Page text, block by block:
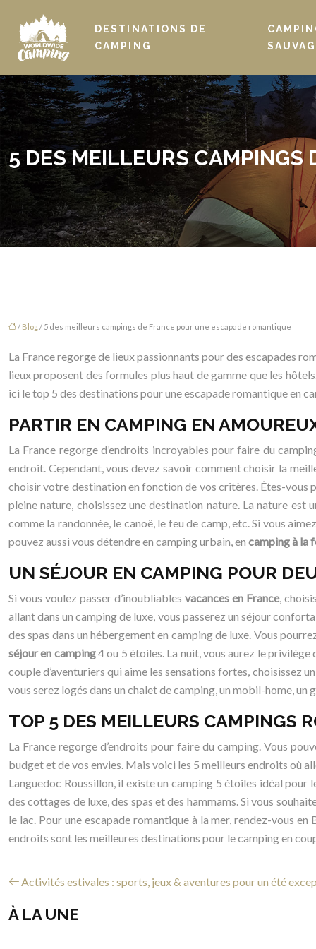
DESTINATIONS DE
CAMPING
5 DES MEILLEURS CAMPINGS
/ Blog/ 5 des meilleurs campings de France pour une escapade romantique
La France regorge de lieux passionnants pour des escapades
lieux proposent des formules plus haut de gamme que les
ici le top 5 des destinations pour une escapade romantique en
PARTIR EN CAMPING EN
La France regorge d’endroits incroyables pour faire du
endroit. Cependant, vous devez savoir comment choisir la
choisir votre destination en fonction de vos critères. Êtes-vous
pleine nature, choisissez une destination nature. La nature
comme la randonnée, le canoë, le feu de camp, etc. Si vous
pouvez aussi vous détendre en camping urbain, en camping à la
UN SÉJOUR EN CAMPING POUR
Si vous voulez passer d’inoubliables vacances en France,
allant dans un camping de luxe, vous passerez un séjour
des spas dans un hébergement en camping de luxe. Vous
séjour en camping4 ou 5 étoiles. La nuit, vous aurez le privilège
couple d’aventuriers qui aime les sensations fortes,
vous serez logés dans un chalet de camping, un mobil-home, un
TOP 5 DES MEILLEURS CAMPINGS
La France regorge d’endroits pour faire du camping. Vous
budget et de vos envies. Mais voici les 5 meilleurs endroits où
Languedoc Roussillon, il existe un camping 5 étoiles idéal
des cottages de luxe, des spas et des hammams. Si vous
le lac. Pour une escapade romantique à la mer, rendez-vous
endroits sont les meilleures destinations pour le camping en
Activités estivales : sports, jeux & aventures pour un été
À LA UNE